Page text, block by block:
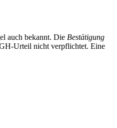
auch bekannt. Die Bestätigung
Urteil nicht verpflichtet. Eine